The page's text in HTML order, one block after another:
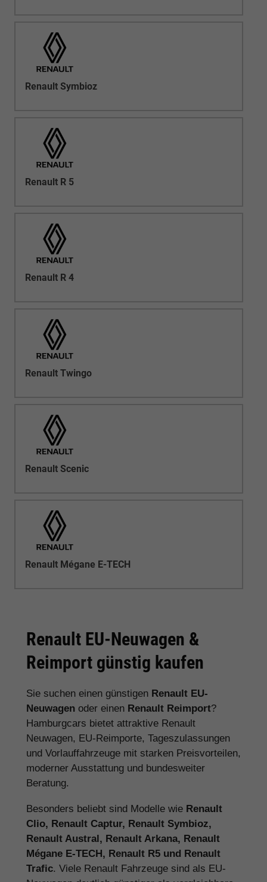
Renault Symbioz
Renault R 5
Renault R 4
Renault Twingo
Renault Scenic
Renault Mégane E-TECH
Renault EU-Neuwagen &
Reimport günstig kaufen
Sie suchen einen günstigen Renault EU-
Neuwagen oder einen Renault Reimport?
Hamburgcars bietet attraktive Renault
Neuwagen, EU-Reimporte, Tageszulassungen
und Vorlauffahrzeuge mit starken Preisvorteilen,
moderner Ausstattung und bundesweiter
Beratung.
Besonders beliebt sind Modelle wie Renault
Clio, Renault Captur, Renault Symbioz,
Renault Austral, Renault Arkana, Renault
Mégane E-TECH, Renault R5 und Renault
Trafic. Viele Renault Fahrzeuge sind als EU-